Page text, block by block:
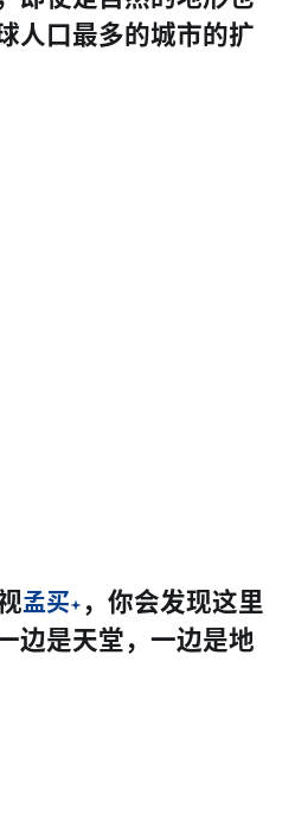
人口最多的城市的扩
孟买
，你会发现这里
边是天堂，一边是地